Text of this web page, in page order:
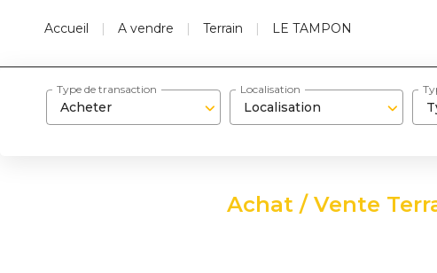
Accueil A vendre Terrain LE TAMPON
Acheter
Type de transaction
Localisation
Localisation
Achat / Vente